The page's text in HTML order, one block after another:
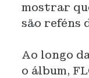
mostrar
são reféns
Ao longo
o álbum,